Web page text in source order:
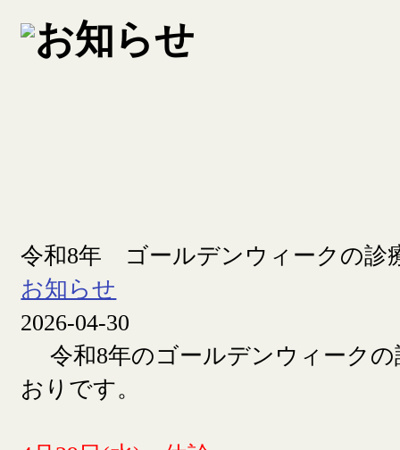
令和8年 ゴールデンウィークの診
お知らせ
2026-04-30
令和8年のゴールデンウィークの
おりです。